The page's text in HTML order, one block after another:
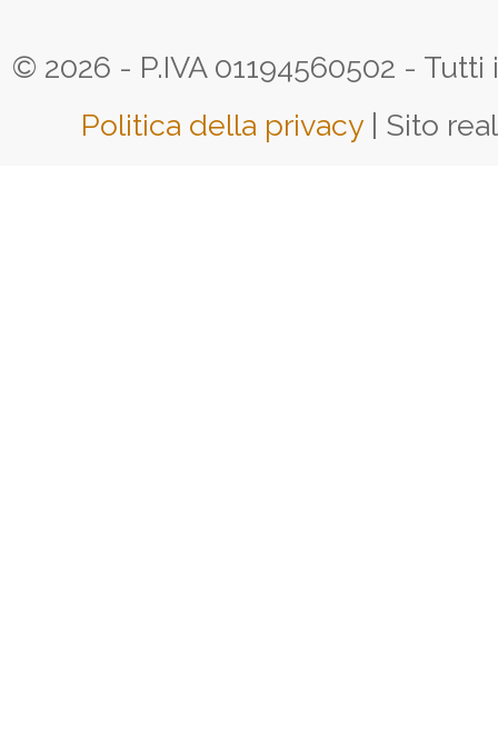
© 2026 - P.IVA 01194560502 -
Politica della privacy | Sito